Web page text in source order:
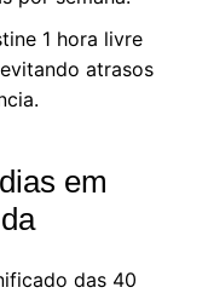
1 hora livre
atrasos
em
das 40